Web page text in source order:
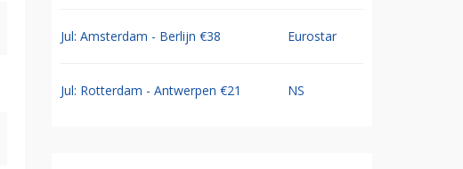
Jul: Amsterdam - Berlijn €38 Eurostar
Jul: Rotterdam - Antwerpen €21 NS